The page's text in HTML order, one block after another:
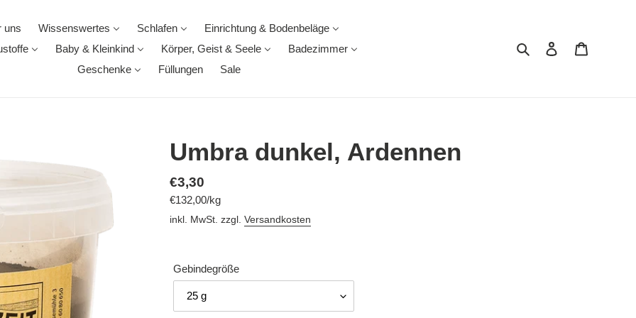
uns Wissenswertes Schlafen
Einrichtung & Bodenbeläge
Baby & Kleinkind Körper, Geist & Seele
Badezimmer
Geschenke
Füllungen Sale
Suchen Einloggen
Umbra dunkel, Ardennen
Normaler
Preis
€3,30
Einzelpreis
€132,00/pro
kg
inkl. MwSt. zzgl. Versandkosten
Gebindegröße